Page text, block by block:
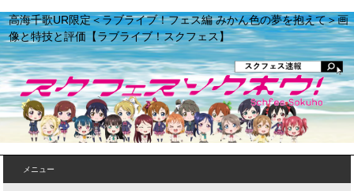
高海千歌UR限定＜ラブライブ！フェス編 みかん色の夢を抱えて＞画
像と特技と評価【ラブライブ！スクフェス】
メニュー